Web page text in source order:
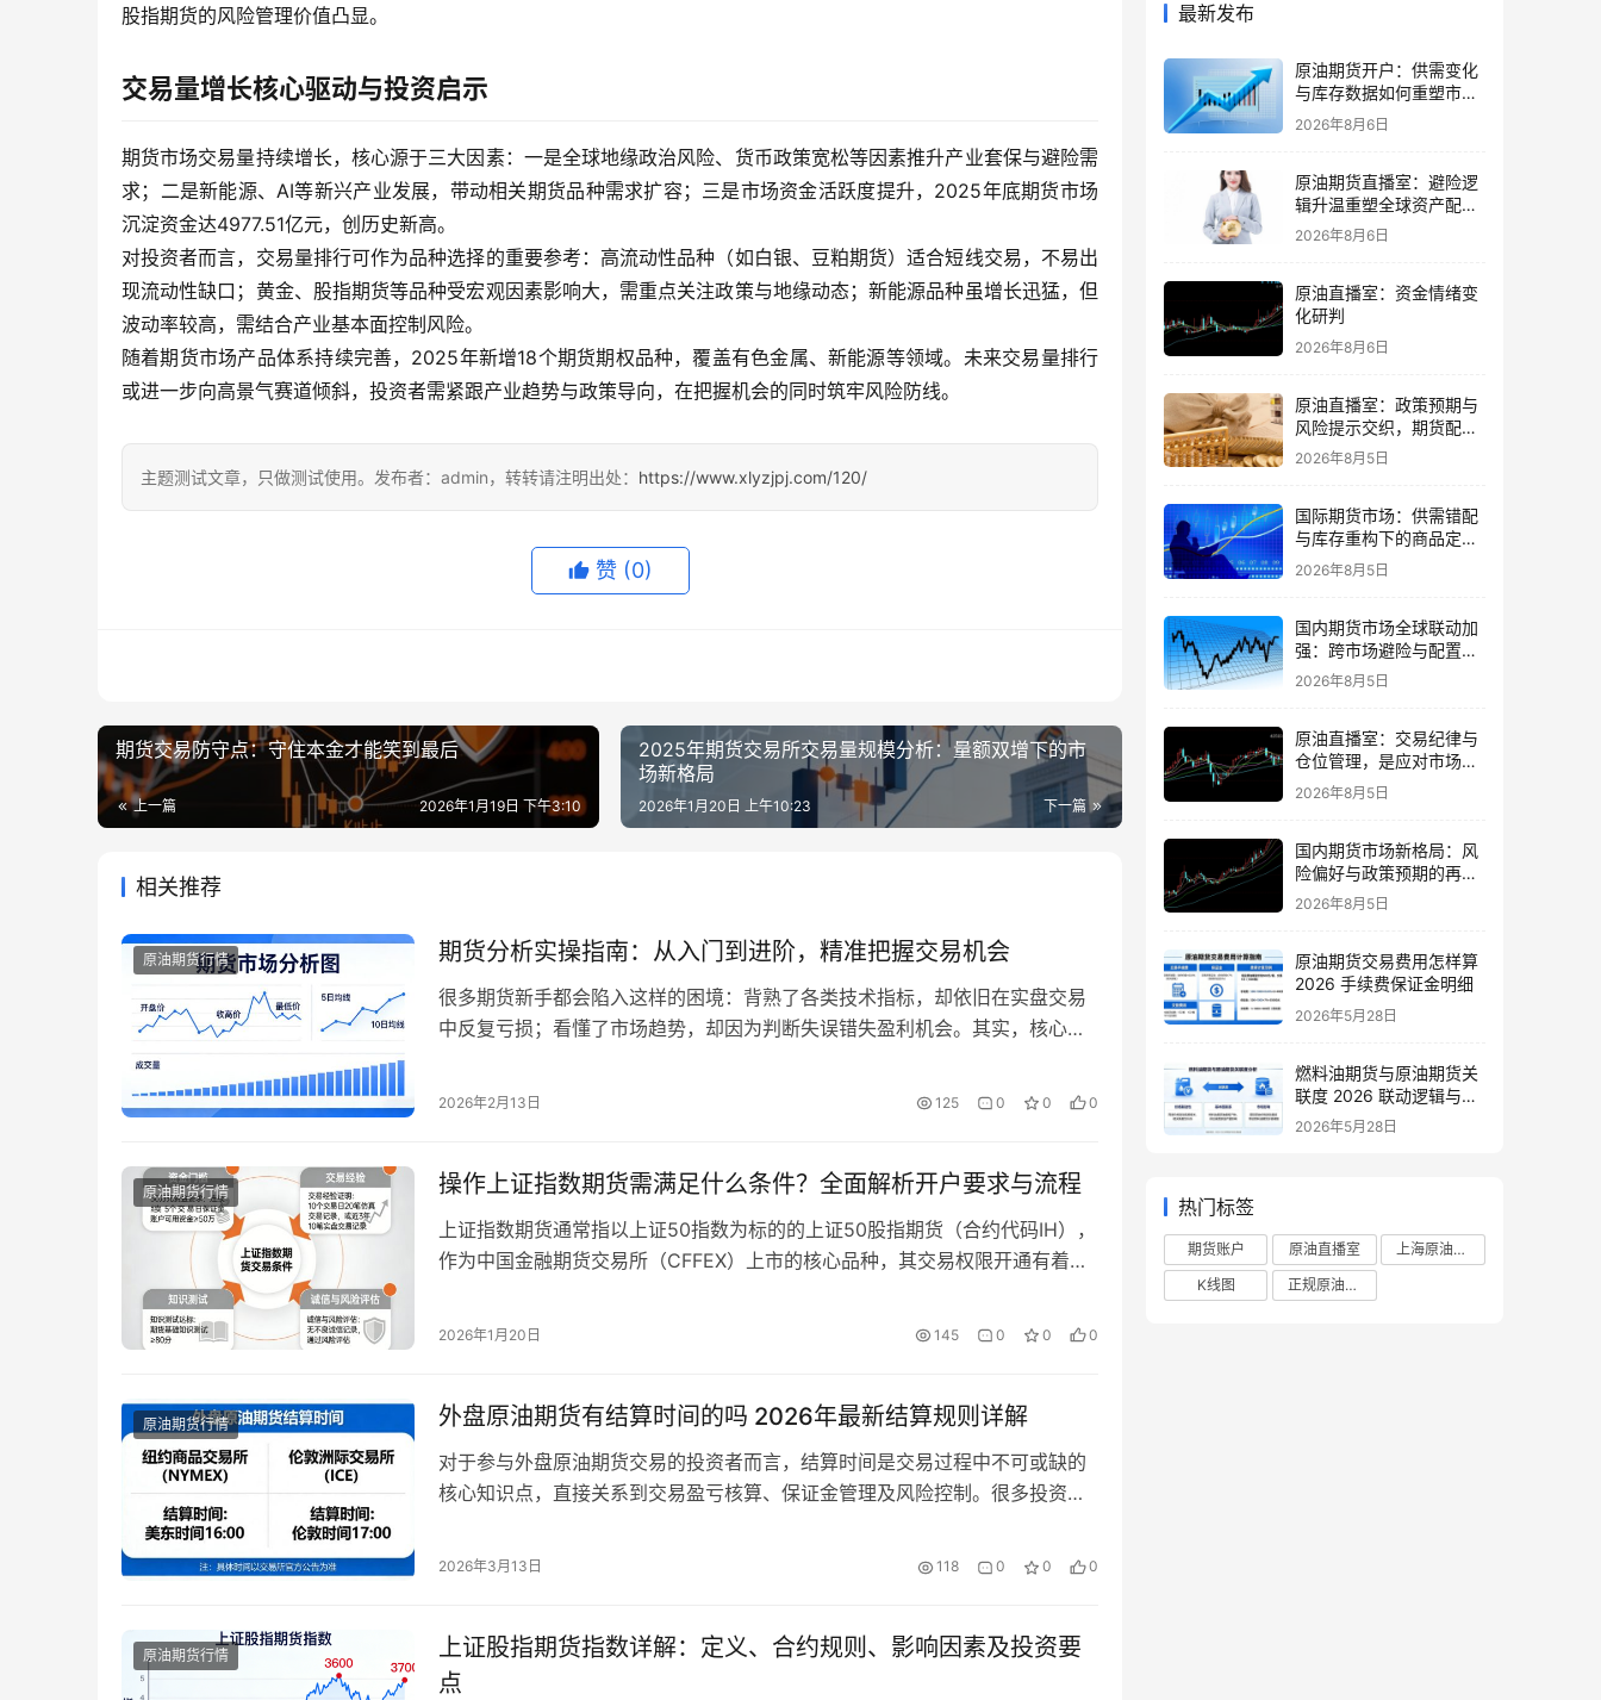
股指期货的风险管理价值凸显。
交易量增长核心驱动与投资启示
期货市场交易量持续增长，核心源于三大因素：一是全球地缘政治风险、货币政策宽松等因素推升产业套保与避险需
求；二是新能源、AI等新兴产业发展，带动相关期货品种需求扩容；三是市场资金活跃度提升，2025年底期货市场
沉淀资金达4977.51亿元，创历史新高。
对投资者而言，交易量排行可作为品种选择的重要参考：高流动性品种（如白银、豆粕期货）适合短线交易，不易出
现流动性缺口；黄金、股指期货等品种受宏观因素影响大，需重点关注政策与地缘动态；新能源品种虽增长迅猛，但
波动率较高，需结合产业基本面控制风险。
随着期货市场产品体系持续完善，2025年新增18个期货期权品种，覆盖有色金属、新能源等领域。未来交易量排行
或进一步向高景气赛道倾斜，投资者需紧跟产业趋势与政策导向，在把握机会的同时筑牢风险防线。
主题测试文章，只做测试使用。发布者：admin，转转请注明出处： https://www.xlyzjpj.com/120/
赞 (0)
期货交易防守点：守住本金才能笑到最后
上一篇 2026年1月19日 下午3:10
2025年期货交易所交易量规模分析：量额双增下的市
场新格局
下一篇
2026年1月20日 上午10:23
相关推荐
原油期货行情 期货分析实操指南：从入门到进阶，精准把握交易机会
很多期货新手都会陷入这样的困境：背熟了各类技术指标，却依旧在实盘交易
中反复亏损；看懂了市场趋势，却因为判断失误错失盈利机会。其实，核心问
提，不仅能帮助投资者规避风险，更能精准捕捉市场中的盈利信号，无论是新
2026年2月13日 125 0 0 0
原油期货行情 操作上证指数期货需满足什么条件？全面解析开户要求与流程
上证指数期货通常指以上证50指数为标的的上证50股指期货（合约代码IH），
作为中国金融期货交易所（CFFEX）上市的核心品种，其交易权限开通有着严
上证指数期货的核心条件、开通流程及注意事项，助力投资者清晰掌握准入标
2026年1月20日 145 0 0 0
原油期货行情 外盘原油期货有结算时间的吗 2026年最新结算规则详解
对于参与外盘原油期货交易的投资者而言，结算时间是交易过程中不可或缺的
核心知识点，直接关系到交易盈亏核算、保证金管理及风险控制。很多投资者
盘原油期货交易所的结算规则虽无重大调整，但结合夏令时、冬令时的切换，
2026年3月13日 118 0 0 0
原油期货行情
上证股指期货指数详解：定义、合约规则、影响因素及投资要
点
最新发布
原油期货开户：供需变化
与库存数据如何重塑市场
节奏
2026年8月6日
原油期货直播室：避险逻
辑升温重塑全球资产配置
主线格局
2026年8月6日
原油直播室：资金情绪变
化研判
2026年8月6日
原油直播室：政策预期与
风险提示交织，期货配置
需理性
2026年8月5日
国际期货市场：供需错配
与库存重构下的商品定价
再平衡
2026年8月5日
国内期货市场全球联动加
强：跨市场避险与配置策
略调整
2026年8月5日
原油直播室：交易纪律与
仓位管理，是应对市场噪
音的核心
2026年8月5日
国内期货市场新格局：风
险偏好与政策预期的再平
衡
2026年8月5日
原油期货交易费用怎样算
2026 手续费保证金明细
2026年5月28日
燃料油期货与原油期货关
联度 2026 联动逻辑与套
利策略
2026年5月28日
热门标签
期货账户 原油直播室
上海原油期货
K线图
正规原油直播室